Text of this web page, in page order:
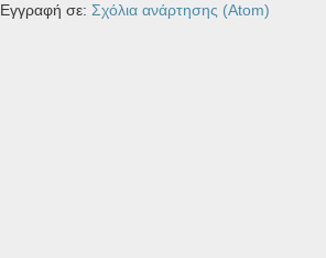
Εγγραφή σε: Σχόλια ανάρτησης (Atom)